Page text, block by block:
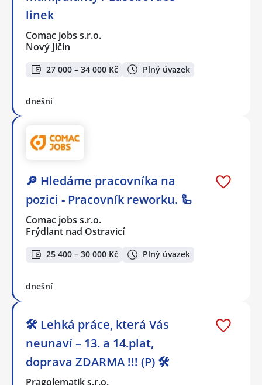
linek
Comac jobs s.r.o.
Nový Jičín
27 000 – 34 000 Kč Plný úvazek
dnešní
🔎 Hledáme pracovníka na
pozici - Pracovník reworku. 🦾
Comac jobs s.r.o.
Frýdlant nad Ostravicí
25 400 – 30 000 Kč Plný úvazek
dnešní
🛠️ Lehká práce, která Vás
neunaví – 13. a 14.plat,
doprava ZDARMA !!! (P) 🛠️
Pragolematik s.r.o.